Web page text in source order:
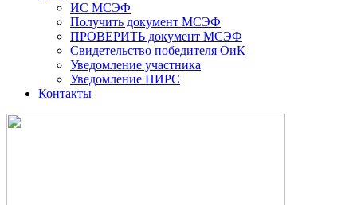
ИС МСЭФ
Получить документ МСЭФ
ПРОВЕРИТЬ документ МСЭФ
Свидетельство победителя ОиК
Уведомление участника
Уведомление НИРС
Контакты